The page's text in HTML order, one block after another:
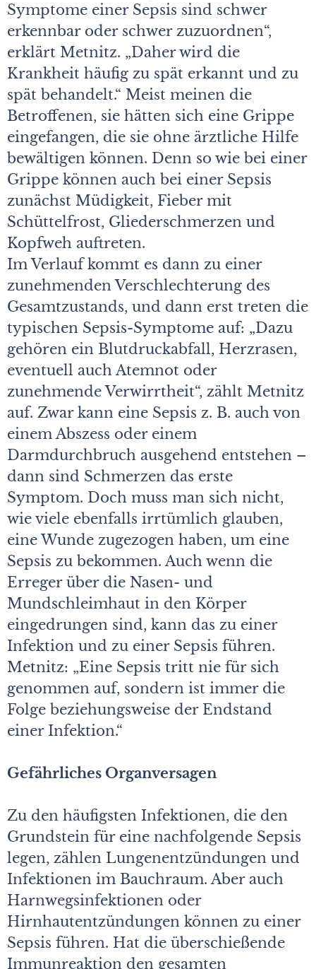
Symptome einer Sepsis sind schwer
erkennbar oder schwer zuzuordnen“,
erklärt Metnitz. „Daher wird die
Krankheit häufig zu spät erkannt und zu
spät behandelt.“ Meist meinen die
Betroffenen, sie hätten sich eine Grippe
eingefangen, die sie ohne ärztliche Hilfe
bewältigen können. Denn so wie bei einer
Grippe können auch bei einer Sepsis
zunächst Müdigkeit, Fieber mit
Schüttelfrost, Gliederschmerzen und
Kopfweh auftreten.
Im Verlauf kommt es dann zu einer
zunehmenden Verschlechterung des
Gesamtzustands, und dann erst treten die
typischen Sepsis-Symptome auf: „Dazu
gehören ein Blutdruckabfall, Herzrasen,
eventuell auch Atemnot oder
zunehmende Verwirrtheit“, zählt Metnitz
auf. Zwar kann eine Sepsis z. B. auch von
einem Abszess oder einem
Darmdurchbruch ausgehend entstehen –
dann sind Schmerzen das erste
Symptom. Doch muss man sich nicht,
wie viele ebenfalls irrtümlich glauben,
eine Wunde zugezogen haben, um eine
Sepsis zu bekommen. Auch wenn die
Erreger über die Nasen- und
Mundschleimhaut in den Körper
eingedrungen sind, kann das zu einer
Infektion und zu einer Sepsis führen.
Metnitz: „Eine Sepsis tritt nie für sich
genommen auf, sondern ist immer die
Folge beziehungsweise der Endstand
einer Infektion.“
Gefährliches Organversagen
Zu den häufigsten Infektionen, die den
Grundstein für eine nachfolgende Sepsis
legen, zählen Lungenentzündungen und
Infektionen im Bauchraum. Aber auch
Harnwegsinfektionen oder
Hirnhautentzündungen können zu einer
Sepsis führen. Hat die überschießende
Immunreaktion den gesamten